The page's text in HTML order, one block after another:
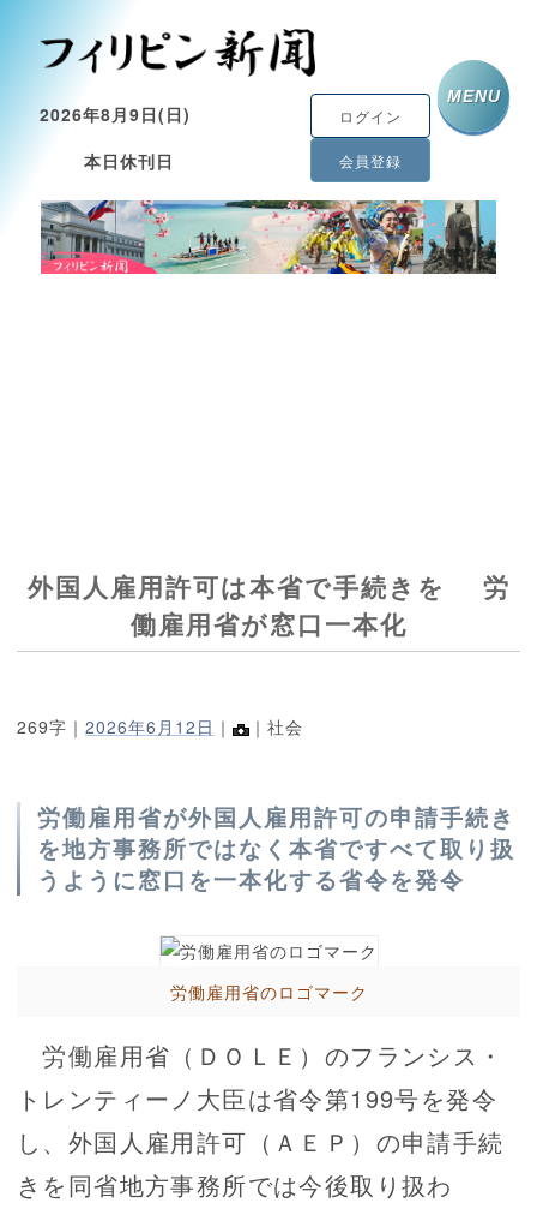
2026年8月9日(日)
本日休刊日
ログイン
会員登録
MENU
外国人雇用許可は本省で手続きを 労
働雇用省が窓口一本化
269字｜ 2026年6月12日 ｜ ｜社会
労働雇用省が外国人雇用許可の申請手続き
を地方事務所ではなく本省ですべて取り扱
うように窓口を一本化する省令を発令
労働雇用省のロゴマーク
労働雇用省（ＤＯＬＥ）のフランシス・
トレンティーノ大臣は省令第199号を発令
し、外国人雇用許可（ＡＥＰ）の申請手続
きを同省地方事務所では今後取り扱わ